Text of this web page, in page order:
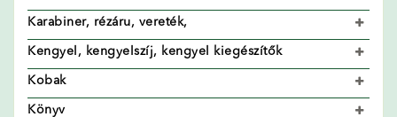
Karabiner, rézáru, vereték,
Kengyel, kengyelszíj, kengyel kiegészítők
Kobak
Könyv